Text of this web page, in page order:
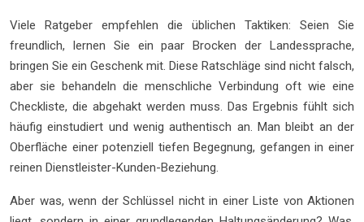
Viele Ratgeber empfehlen die üblichen Taktiken: Seien Sie
freundlich, lernen Sie ein paar Brocken der Landessprache,
bringen Sie ein Geschenk mit. Diese Ratschläge sind nicht falsch,
aber sie behandeln die menschliche Verbindung oft wie eine
Checkliste, die abgehakt werden muss. Das Ergebnis fühlt sich
häufig einstudiert und wenig authentisch an. Man bleibt an der
Oberfläche einer potenziell tiefen Begegnung, gefangen in einer
reinen Dienstleister-Kunden-Beziehung.
Aber was, wenn der Schlüssel nicht in einer Liste von Aktionen